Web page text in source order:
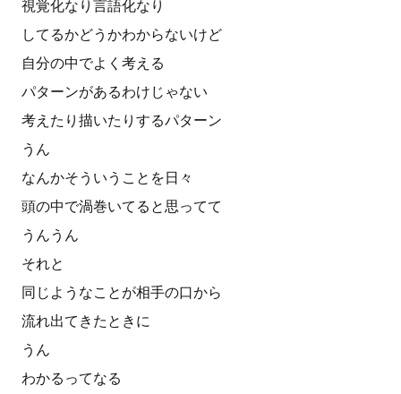
視覚化なり言語化なり
してるかどうかわからないけど
自分の中でよく考える
パターンがあるわけじゃない
考えたり描いたりするパターン
うん
なんかそういうことを日々
頭の中で渦巻いてると思ってて
うんうん
それと
同じようなことが相手の口から
流れ出てきたときに
うん
わかるってなる